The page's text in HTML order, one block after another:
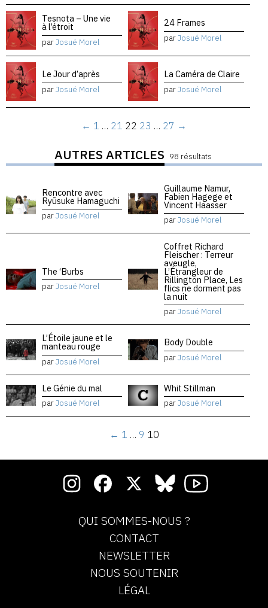
Tesnota – Une vie
à l’étroit
parJosué Morel
24 Frames
parJosué Morel
Le Jour d’après
parJosué Morel
La Caméra de Claire
parJosué Morel
← 1 … 21 22 23 … 27 →
AUTRES ARTICLES 98 résultats
Rencontre avec
Ryūsuke Hamaguchi
parJosué Morel
Guillaume Namur,
Fabien Hagege et
Vincent Haasser
parJosué Morel
The ‘Burbs
parJosué Morel
Coffret Richard
Fleischer : Terreur
aveugle,
L’Étrangleur de
Rillington Place, Les
flics ne dorment pas
la nuit
parJosué Morel
L’Étoile jaune et le
manteau rouge
parJosué Morel
Body Double
parJosué Morel
Le Génie du mal
parJosué Morel
Whit Stillman
parJosué Morel
← 1 … 9 10
QUI SOMMES-NOUS ?
CONTACT
NEWSLETTER
NOUS SOUTENIR
LÉGAL